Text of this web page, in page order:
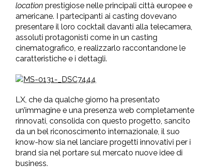
location prestigiose nelle principali città europee e
americane. I partecipanti ai casting dovevano
presentare il loro cocktail davanti alla telecamera,
assoluti protagonisti come in un casting
cinematografico, e realizzarlo raccontandone le
caratteristiche e i dettagli.
LX, che da qualche giorno ha presentato
un’immagine e una presenza web completamente
rinnovati, consolida con questo progetto, sancito
da un bel riconoscimento internazionale, il suo
know-how sia nel lanciare progetti innovativi per i
brand sia nel portare sul mercato nuove idee di
business.